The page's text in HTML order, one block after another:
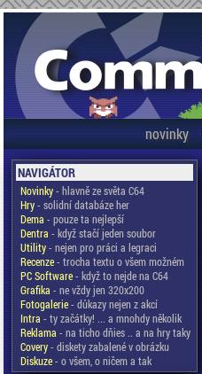
novinky
NAVIGÁTOR
Novinky- hlavně ze světa C64
Hry- solidní databáze her
Dema - pouze ta nejlepší
Dentra - když stačí jeden soubor
Utility- nejen pro práci a legraci
Recenze- trocha textu o všem možném
PC Software- když to nejde na C64
Grafika - ne vždy jen 320x200
Fotogalerie- důkazy nejen z akcí
Intra - ty začátky! ... a mnohdy několik
Reklama - na ticho dňies .. a na hry taky
Covery- diskety zabalené v obrázku
Diskuze- o všem, o ničem a tak